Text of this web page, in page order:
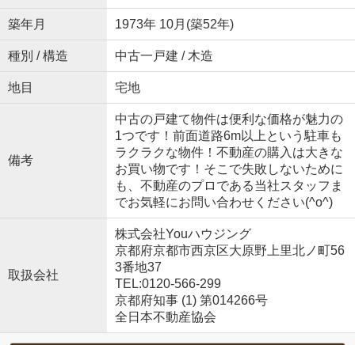
築年月 1973年 10月(築52年)
種別 / 構造 中古一戸建 / 木造
地目 宅地
備考
中古の戸建て物件は便利な価格が魅力の
1つです！前面道路6m以上という駐車も
ラクラクな物件！不動産の購入は大きな
お買い物です！そこで失敗しないために
も、不動産のプロである当社スタッフま
でお気軽にお問い合わせください(^o^)
取扱会社
株式会社Youハウジング
京都府京都市西京区大原野上里北ノ町56
3番地37
TEL:0120-566-299
京都府知事 (1) 第014266号
全日本不動産協会